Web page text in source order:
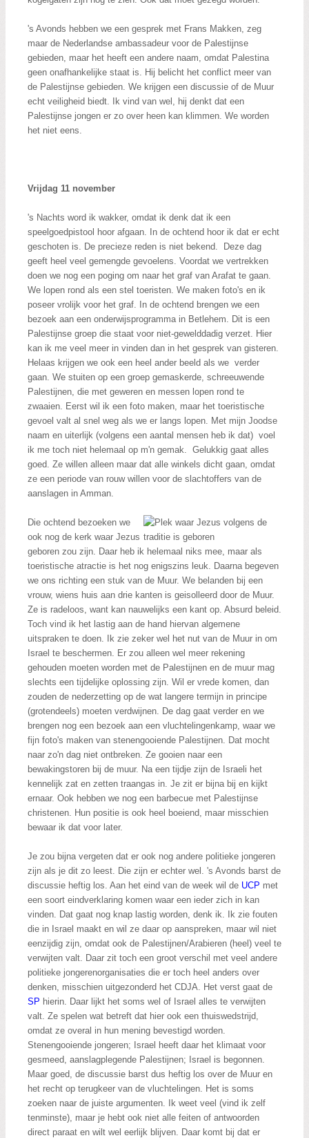
's Avonds hebben we een gesprek met Frans Makken, zeg
maar de Nederlandse ambassadeur voor de Palestijnse
gebieden, maar het heeft een andere naam, omdat Palestina
geen onafhankelijke staat is. Hij belicht het conflict meer van
de Palestijnse gebieden. We krijgen een discussie of de Muur
echt veiligheid biedt. Ik vind van wel, hij denkt dat een
Palestijnse jongen er zo over heen kan klimmen. We worden
het niet eens.
Vrijdag 11 november
's Nachts word ik wakker, omdat ik denk dat ik een
speelgoedpistool hoor afgaan. In de ochtend hoor ik dat er echt
geschoten is. De precieze reden is niet bekend. Deze dag
geeft heel veel gemengde gevoelens. Voordat we vertrekken
doen we nog een poging om naar het graf van Arafat te gaan.
We lopen rond als een stel toeristen. We maken foto's en ik
poseer vrolijk voor het graf. In de ochtend brengen we een
bezoek aan een onderwijsprogramma in Betlehem. Dit is een
Palestijnse groep die staat voor niet-gewelddadig verzet. Hier
kan ik me veel meer in vinden dan in het gesprek van gisteren.
Helaas krijgen we ook een heel ander beeld als we verder
gaan. We stuiten op een groep gemaskerde, schreeuwende
Palestijnen, die met geweren en messen lopen rond te
zwaaien. Eerst wil ik een foto maken, maar het toeristische
gevoel valt al snel weg als we er langs lopen. Met mijn Joodse
naam en uiterlijk (volgens een aantal mensen heb ik dat) voel
ik me toch niet helemaal op m'n gemak. Gelukkig gaat alles
goed. Ze willen alleen maar dat alle winkels dicht gaan, omdat
ze een periode van rouw willen voor de slachtoffers van de
aanslagen in Amman.
Die ochtend bezoeken we
ook nog de kerk waar Jezus
geboren zou zijn. Daar heb ik helemaal niks mee, maar als
toeristische atractie is het nog enigszins leuk. Daarna begeven
we ons richting een stuk van de Muur. We belanden bij een
vrouw, wiens huis aan drie kanten is geisolleerd door de Muur.
Ze is radeloos, want kan nauwelijks een kant op. Absurd beleid.
Toch vind ik het lastig aan de hand hiervan algemene
uitspraken te doen. Ik zie zeker wel het nut van de Muur in om
Israel te beschermen. Er zou alleen wel meer rekening
gehouden moeten worden met de Palestijnen en de muur mag
slechts een tijdelijke oplossing zijn. Wil er vrede komen, dan
zouden de nederzetting op de wat langere termijn in principe
(grotendeels) moeten verdwijnen. De dag gaat verder en we
brengen nog een bezoek aan een vluchtelingenkamp, waar we
fijn foto's maken van stenengooiende Palestijnen. Dat mocht
naar zo'n dag niet ontbreken. Ze gooien naar een
bewakingstoren bij de muur. Na een tijdje zijn de Israeli het
kennelijk zat en zetten traangas in. Je zit er bijna bij en kijkt
ernaar. Ook hebben we nog een barbecue met Palestijnse
christenen. Hun positie is ook heel boeiend, maar misschien
bewaar ik dat voor later.
Je zou bijna vergeten dat er ook nog andere politieke jongeren
zijn als je dit zo leest. Die zijn er echter wel. 's Avonds barst de
discussie heftig los. Aan het eind van de week wil de UCP met
een soort eindverklaring komen waar een ieder zich in kan
vinden. Dat gaat nog knap lastig worden, denk ik. Ik zie fouten
die in Israel maakt en wil ze daar op aanspreken, maar wil niet
eenzijdig zijn, omdat ook de Palestijnen/Arabieren (heel) veel te
verwijten valt. Daar zit toch een groot verschil met veel andere
politieke jongerenorganisaties die er toch heel anders over
denken, misschien uitgezonderd het CDJA. Het verst gaat de
SP hierin. Daar lijkt het soms wel of Israel alles te verwijten
valt. Ze spelen wat betreft dat hier ook een thuiswedstrijd,
omdat ze overal in hun mening bevestigd worden.
Stenengooiende jongeren; Israel heeft daar het klimaat voor
gesmeed, aanslagplegende Palestijnen; Israel is begonnen.
Maar goed, de discussie barst dus heftig los over de Muur en
het recht op terugkeer van de vluchtelingen. Het is soms
zoeken naar de juiste argumenten. Ik weet veel (vind ik zelf
tenminste), maar je hebt ook niet alle feiten of antwoorden
direct paraat en wilt wel eerlijk blijven. Daar komt bij dat er